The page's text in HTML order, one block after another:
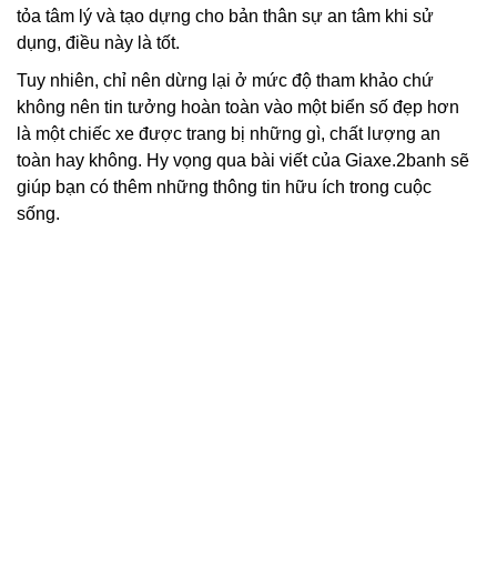
tỏa tâm lý và tạo dựng cho bản thân sự an tâm khi sử
dụng, điều này là tốt.
Tuy nhiên, chỉ nên dừng lại ở mức độ tham khảo chứ
không nên tin tưởng hoàn toàn vào một biển số đẹp hơn
là một chiếc xe được trang bị những gì, chất lượng an
toàn hay không. Hy vọng qua bài viết của Giaxe.2banh sẽ
giúp bạn có thêm những thông tin hữu ích trong cuộc
sống.